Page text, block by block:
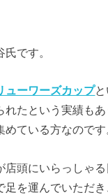
です。
ューワーズカップ
れたという実績も
ている方なのです
店頭にいらっしゃ
足を運んでいただ